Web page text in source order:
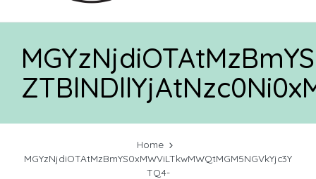
Home
MGYzNjdiOTAtMzBmYS0xMWViLTkwMWQtMGM5NGVkYjc3Y
TQ4-